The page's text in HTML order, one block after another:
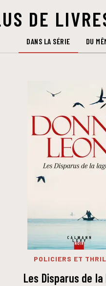
DE
DANS LA SÉRIE DU
POLICIERS ET
Les Disparus de